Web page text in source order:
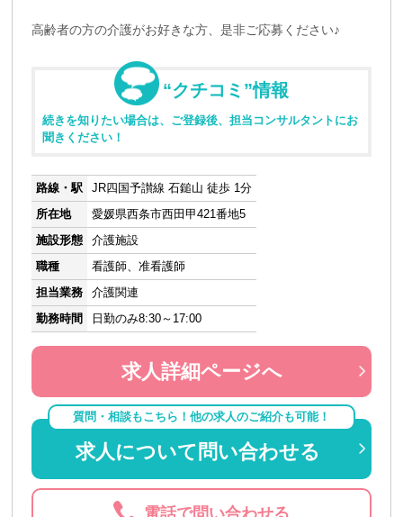
高齢者の方の介護がお好きな方、是非ご応募ください♪
“クチコミ”情報
続きを知りたい場合は、ご登録後、担当コンサルタントにお
聞きください！
路線・駅
JR四国予讃線 石鎚山 徒歩 1分
所在地
愛媛県西条市西田甲421番地5
施設形態
介護施設
職種
看護師、准看護師
担当業務
介護関連
勤務時間
日勤のみ8:30～17:00
求人詳細ページへ
質問・相談もこちら！他の求人のご紹介も可能！
求人について問い合わせる